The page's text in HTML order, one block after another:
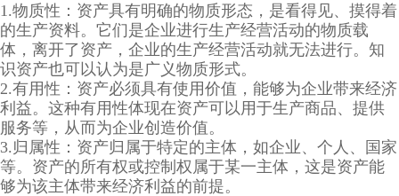
1.物质性：资产具有明确的物质形态，是看得见、摸得着
的生产资料。它们是企业进行生产经营活动的物质载
体，离开了资产，企业的生产经营活动就无法进行。知
识资产也可以认为是广义物质形式。
2.有用性：资产必须具有使用价值，能够为企业带来经济
利益。这种有用性体现在资产可以用于生产商品、提供
服务等，从而为企业创造价值。
3.归属性：资产归属于特定的主体，如企业、个人、国家
等。资产的所有权或控制权属于某一主体，这是资产能
够为该主体带来经济利益的前提。